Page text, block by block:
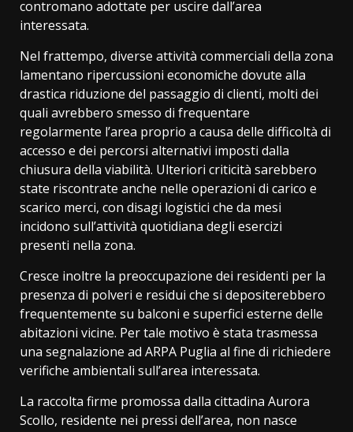
contromano adottate per uscire dall’area
interessata.
Nel frattempo, diverse attività commerciali della zona
lamentano ripercussioni economiche dovute alla
drastica riduzione del passaggio di clienti, molti dei
quali avrebbero smesso di frequentare
regolarmente l’area proprio a causa delle difficoltà di
accesso e dei percorsi alternativi imposti dalla
chiusura della viabilità. Ulteriori criticità sarebbero
state riscontrate anche nelle operazioni di carico e
scarico merci, con disagi logistici che da mesi
incidono sull’attività quotidiana degli esercizi
presenti nella zona.
Cresce inoltre la preoccupazione dei residenti per la
presenza di polveri e residui che si depositerebbero
frequentemente su balconi e superfici esterne delle
abitazioni vicine. Per tale motivo è stata trasmessa
una segnalazione ad ARPA Puglia al fine di richiedere
verifiche ambientali sull’area interessata.
La raccolta firme promossa dalla cittadina Aurora
Scollo, residente nei pressi dell’area, non nasce